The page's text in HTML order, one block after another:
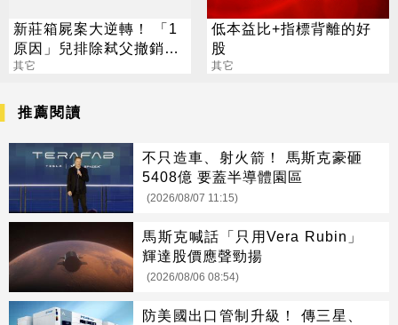
新莊箱屍案大逆轉！ 「1
原因」兒排除弒父撤銷羈
押
其它
低本益比+指標背離的好
股
其它
推薦閱讀
不只造車、射火箭！ 馬斯克豪砸
5408億 要蓋半導體園區
(2026/08/07 11:15)
馬斯克喊話「只用Vera Rubin」
輝達股價應聲勁揚
(2026/08/06 08:54)
防美國出口管制升級！ 傳三星、